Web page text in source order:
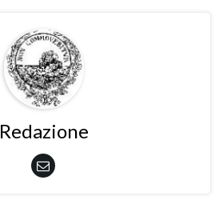
Redazione